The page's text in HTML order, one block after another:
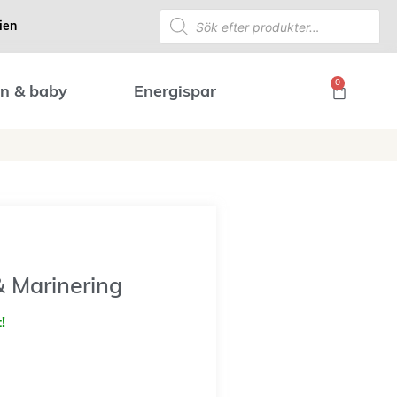
& baby Energispar
0
Marinering